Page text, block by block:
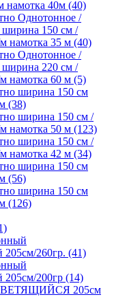
намотка 40м (40)
Однотонное /
ширина 150 см /
намотка 35 м (40)
Однотонное /
ширина 220 см /
намотка 60 м (5)
ширина 150 см
(38)
ширина 150 см /
намотка 50 м (123)
ширина 150 см /
намотка 42 м (34)
ширина 150 см
(56)
ширина 150 см
(126)
205см/260гр. (41)
205см/200гр (14)
205см